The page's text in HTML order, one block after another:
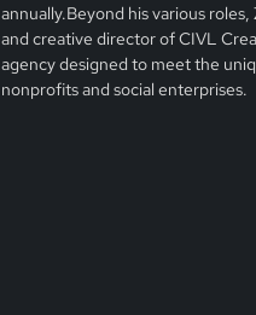
annually.Beyond his various
and creative director of CIVL
agency designed to meet the
nonprofits and social enterprises.